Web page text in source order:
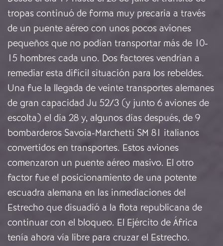
tropas continuó de forma muy precaria a través
de un puente aéreo con unos pocos aviones
pequeños que no podían transportar más de 10-
15 hombres cada uno. Dos factores vendrían a
remediar esta difícil situación para los rebeldes.
Una fue la llegada de veinte transportes alemanes
de gran capacidad Ju 52/3 (y junto 6 aviones de
escolta) el día 28 y, algunos días después, de 9
bombarderos Savoia-Marchetti SM 81 italianos
convertidos en transportes. Estos aviones
comenzaron un puente aéreo masivo. El otro
factor fue el posicionamiento de una potente
escuadra alemana en las inmediaciones del
Estrecho que disuadió a la flota republicana de
continuar con el bloqueo. El Ejército de África
tenía ahora vía libre para cruzar el Estrecho.